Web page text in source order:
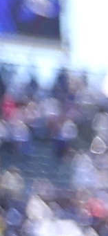
Savo
ovaj tim
Autor:
BHFudbal.ba
09:05, 11.10.2023